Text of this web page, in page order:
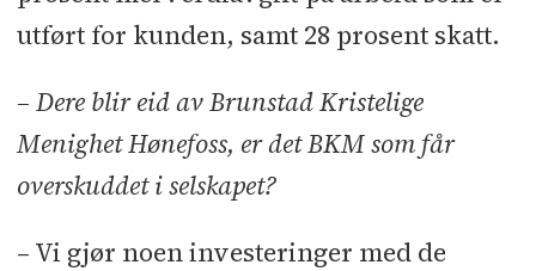
utført for kunden, samt 28 prosent skatt.
– Dere blir eid av Brunstad Kristelige
Menighet Hønefoss, er det BKM som får
overskuddet i selskapet?
– Vi gjør noen investeringer med de